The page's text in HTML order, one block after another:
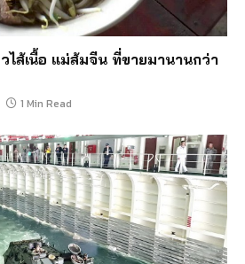
ไส้เนื้อ แม่ส้มจีน ที่ขายมานานกว่า
1 Min Read